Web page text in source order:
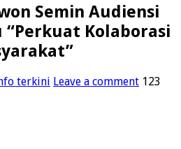
Semin Audiensi
“Perkuat Kolaborasi
terkini Leave a comment 123